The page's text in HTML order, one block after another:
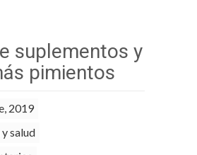
suplementos y
pimientos
2019
salud